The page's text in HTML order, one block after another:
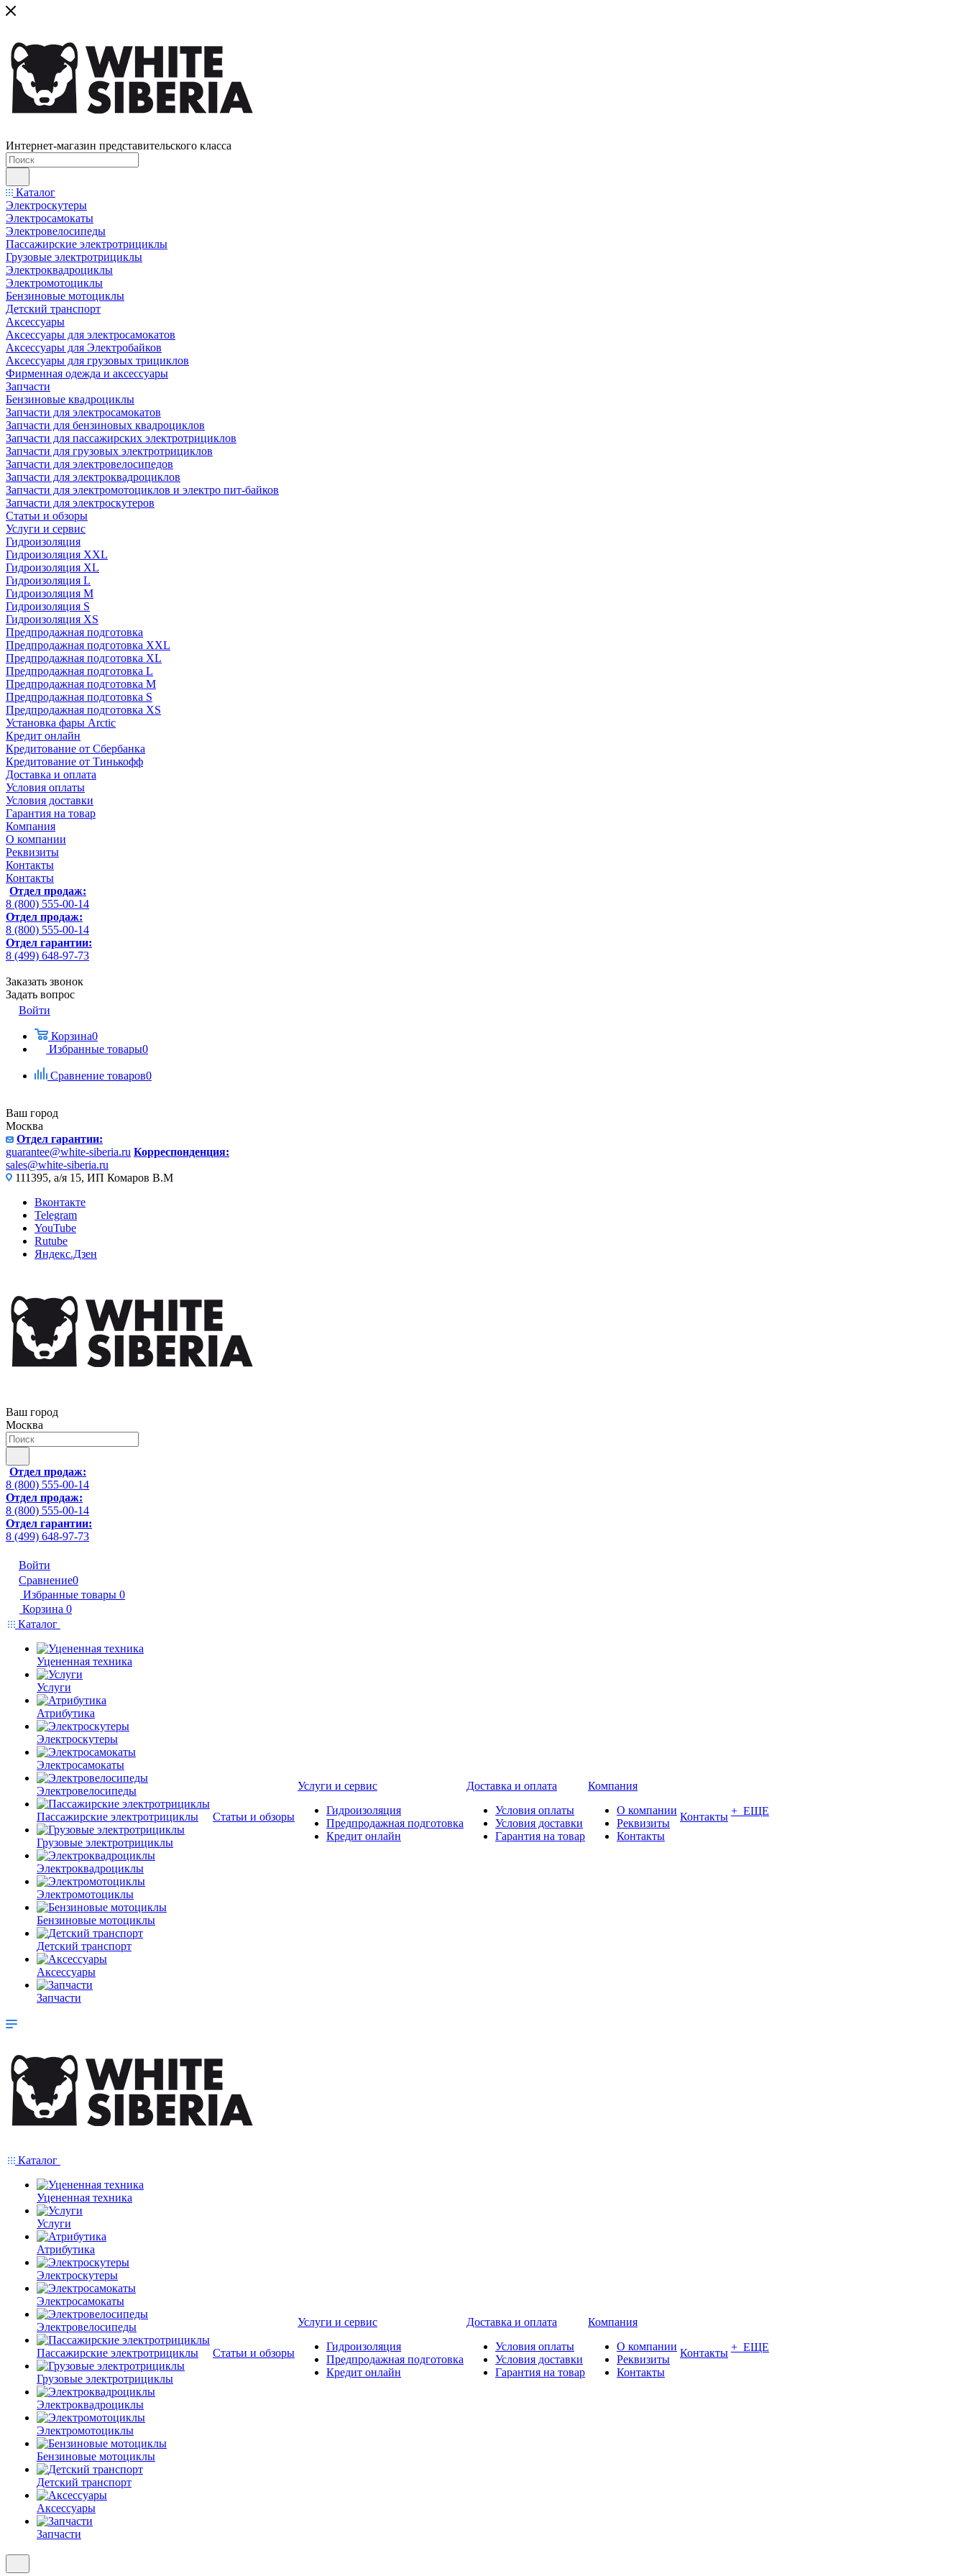
Интернет-магазин представительского класса
Каталог
Электроскутеры
Электросамокаты
Электровелосипеды
Пассажирские электротрициклы
Грузовые электротрициклы
Электроквадроциклы
Электромотоциклы
Бензиновые мотоциклы
Детский транспорт
Аксессуары
Аксессуары для электросамокатов
Аксессуары для Электробайков
Аксессуары для грузовых трициклов
Фирменная одежда и аксессуары
Запчасти
Бензиновые квадроциклы
Запчасти для электросамокатов
Запчасти для бензиновых квадроциклов
Запчасти для пассажирских электротрициклов
Запчасти для грузовых электротрициклов
Запчасти для электровелосипедов
Запчасти для электроквадроциклов
Запчасти для электромотоциклов и электро пит-байков
Запчасти для электроскутеров
Статьи и обзоры
Услуги и сервис
Гидроизоляция
Гидроизоляция XXL
Гидроизоляция XL
Гидроизоляция L
Гидроизоляция M
Гидроизоляция S
Гидроизоляция XS
Предпродажная подготовка
Предпродажная подготовка XXL
Предпродажная подготовка XL
Предпродажная подготовка L
Предпродажная подготовка M
Предпродажная подготовка S
Предпродажная подготовка XS
Установка фары Arctic
Кредит онлайн
Кредитование от Сбербанка
Кредитование от Тинькофф
Доставка и оплата
Условия оплаты
Условия доставки
Гарантия на товар
Компания
О компании
Реквизиты
Контакты
Контакты
Отдел продаж:
8 (800) 555-00-14
Отдел продаж:
8 (800) 555-00-14
Отдел гарантии:
8 (499) 648-97-73
Заказать звонок
Задать вопрос
Войти
Корзина0
Избранные товары0
Сравнение товаров0
Ваш город
Москва
Отдел гарантии:
guarantee@white-siberia.ru Корреспонденция:
sales@white-siberia.ru
111395, а/я 15, ИП Комаров В.М
Вконтакте
Telegram
YouTube
Rutube
Яндекс.Дзен
Ваш город
Москва
Отдел продаж:
8 (800) 555-00-14
Отдел продаж:
8 (800) 555-00-14
Отдел гарантии:
8 (499) 648-97-73
Войти
Сравнение0
Избранные товары 0
Корзина 0
Каталог
Уцененная техника
Услуги
Атрибутика
Электроскутеры
Электросамокаты
Электровелосипеды
Пассажирские электротрициклы
Грузовые электротрициклы
Электроквадроциклы
Электромотоциклы
Бензиновые мотоциклы
Детский транспорт
Аксессуары
Запчасти
Статьи и обзоры
Услуги и сервис
Гидроизоляция
Предпродажная подготовка
Кредит онлайн
Доставка и оплата
Условия оплаты
Условия доставки
Гарантия на товар
Компания
О компании
Реквизиты
Контакты
Контакты + ЕЩЕ
Каталог
Уцененная техника
Услуги
Атрибутика
Электроскутеры
Электросамокаты
Электровелосипеды
Пассажирские электротрициклы
Грузовые электротрициклы
Электроквадроциклы
Электромотоциклы
Бензиновые мотоциклы
Детский транспорт
Аксессуары
Запчасти
Статьи и обзоры
Услуги и сервис
Гидроизоляция
Предпродажная подготовка
Кредит онлайн
Доставка и оплата
Условия оплаты
Условия доставки
Гарантия на товар
Компания
О компании
Реквизиты
Контакты
Контакты + ЕЩЕ